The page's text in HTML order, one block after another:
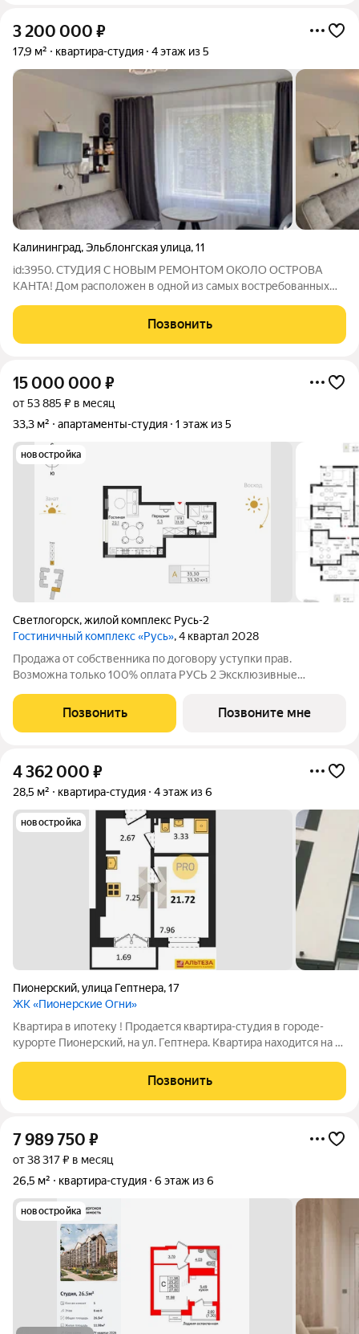
3 200 000 ₽
17,9 м² квартира-студия 4 этаж из 5
Калининград,Эльблонгская улица,11
id:3950. СТУДИЯ С НОВЫМ РЕМОНТОМ ОКОЛО ОСТРОВА
КАНТА! Дом расположен в одной из самых востребованных
ворота; также неподалеку ключевые туристические места
такие как Кафедральный собор, филиал
Позвонить
15 000 000 ₽
от 53 885 ₽ в месяц
33,3 м²
апартаменты-студия 1 этаж из 5
новостройка
Светлогорск,жилой комплекс Русь-2
Гостиничный комплекс «Русь», 4 квартал 2028
Продажа от собственника по договору уступки прав.
Возможна только 100% оплата РУСЬ 2 Эксклюзивные
Гостиничный комплекс «Русь-2» олицетворяет концепцию
хилинг-отеля, созданного для
Позвонить Позвоните мне
4 362 000 ₽
28,5 м² квартира-студия 4 этаж из 6
новостройка
Пионерский,улица Гептнера,17
ЖК «Пионерские Огни»
Квартира в ипотеку ! Продается квартира-студия в городе-
курорте Пионерский, на ул. Гептнера. Квартира находится на 4
21,72 кв. м , жилая комната 7,96 кв. м, кухня 7,25 кв. м, санузел
Позвонить
7 989 750 ₽
от 38 317 ₽ в месяц
26,5 м²
квартира-студия 6 этаж из 6
новостройка